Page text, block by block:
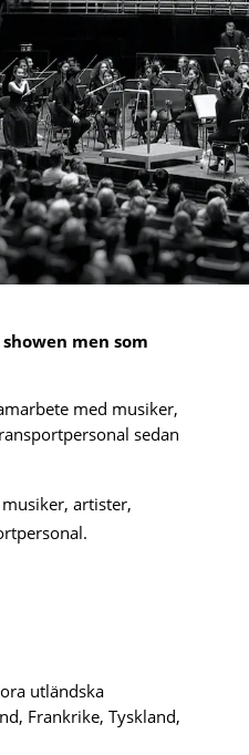
men som
med musiker,
sedan
artister,
utländska
Frankrike, Tyskland,